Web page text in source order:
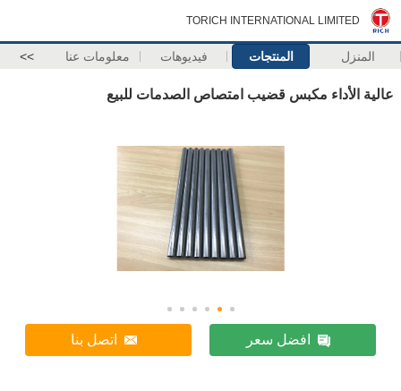
TORICH INTERNATIONAL LIMITED
المنزل المنتجات فيديوهات معلومات عنا >>
عالية الأداء مكبس قضيب امتصاص الصدمات للبيع
افضل سعر اتصل بنا